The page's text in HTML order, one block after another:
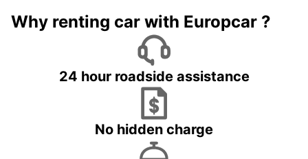
Why renting car with Europcar ?
24 hour roadside assistance
No hidden charge